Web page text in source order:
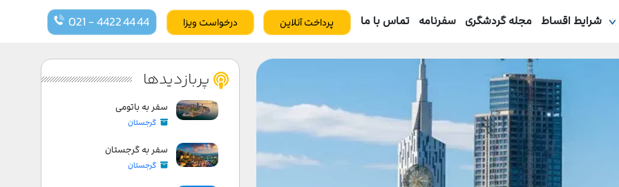
شرایط اقساط مجله گردشگری سفرنامه تماس با ما درخواست ویزا 021 - 4422 44 44 پرداخت آنلاین
پربازدیدها
سفر به باتومی
گرجستان
سفر به گرجستان
گرجستان